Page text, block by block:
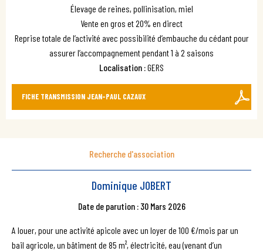
Élevage de reines, pollinisation, miel
Vente en gros et 20% en direct
Reprise totale de l’activité avec possibilité d’embauche du cédant pour
assurer l’accompagnement pendant 1 à 2 saisons
Localisation :GERS
FICHE TRANSMISSION JEAN-PAUL CAZAUX
Recherche d'association
Dominique JOBERT
Date de parution : 30 Mars 2026
A louer, pour une activité apicole avec un loyer de 100 €/mois par un
bail agricole, un bâtiment de 85 m², électricité, eau (venant d’un